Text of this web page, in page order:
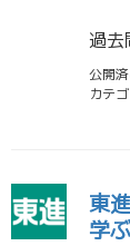
公開
カテ
東
学